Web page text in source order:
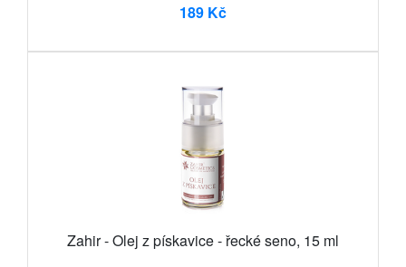
189 Kč
Zahir - Olej z pískavice - řecké seno, 15 ml